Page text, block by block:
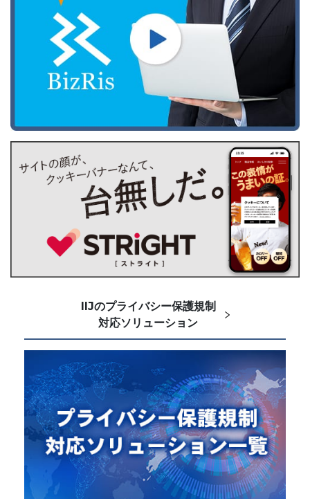
IIJのプライバシー保護規制
対応ソリューション